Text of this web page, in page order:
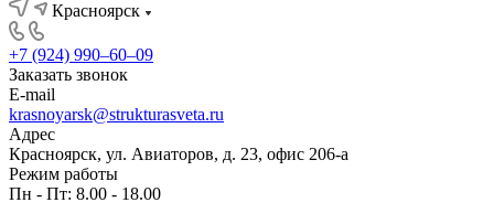
Красноярск
+7 (924) 990‒60‒09
Заказать звонок
E-mail
krasnoyarsk@strukturasveta.ru
Адрес
Красноярск, ул. Авиаторов, д. 23, офис 206-а
Режим работы
Пн - Пт: 8.00 - 18.00